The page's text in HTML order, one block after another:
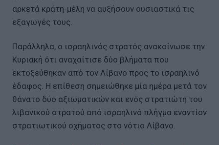
αρκετά κράτη-μέλη να αυξήσουν ουσιαστικά τις
εξαγωγές τους.
Παράλληλα, ο ισραηλινός στρατός ανακοίνωσε την
Κυριακή ότι αναχαίτισε δύο βλήματα που
εκτοξεύθηκαν από τον Λίβανο προς το ισραηλινό
έδαφος. Η επίθεση σημειώθηκε μία ημέρα μετά τον
θάνατο δύο αξιωματικών και ενός στρατιώτη του
λιβανικού στρατού από ισραηλινό πλήγμα εναντίον
στρατιωτικού οχήματος στο νότιο Λίβανο.